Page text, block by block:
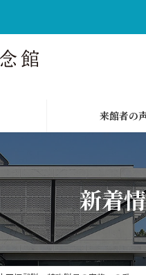
来館者の
新着